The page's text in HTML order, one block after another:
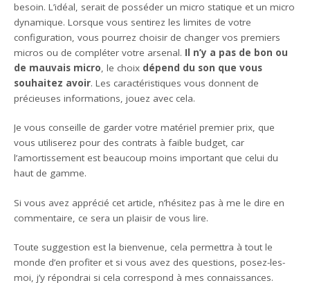
besoin. L’idéal, serait de posséder un micro statique et un micro
dynamique. Lorsque vous sentirez les limites de votre
configuration, vous pourrez choisir de changer vos premiers
micros ou de compléter votre arsenal. Il n’y a pas de bon ou
de mauvais micro, le choix dépend du son que vous
souhaitez avoir. Les caractéristiques vous donnent de
précieuses informations, jouez avec cela.
Je vous conseille de garder votre matériel premier prix, que
vous utiliserez pour des contrats à faible budget, car
l’amortissement est beaucoup moins important que celui du
haut de gamme.
Si vous avez apprécié cet article, n’hésitez pas à me le dire en
commentaire, ce sera un plaisir de vous lire.
Toute suggestion est la bienvenue, cela permettra à tout le
monde d’en profiter et si vous avez des questions, posez-les-
moi, j’y répondrai si cela correspond à mes connaissances.